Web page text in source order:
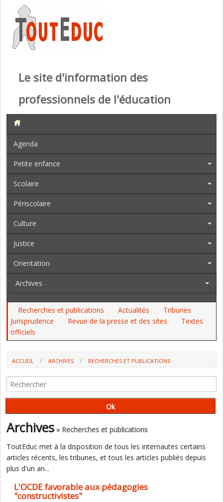
Le site d'information des
professionnels de l'éducation
Agenda
Petite enfance
Scolaire
Périscolaire
Culture
Justice
Orientation
Archives
Recherches et publications Actualités
Tribunes
Jurisprudence
Revue de la presse et des sites
Textes
officiels
ACCUEIL ARCHIVES
RECHERCHES ET PUBLICATIONS
Archives » Recherches et publications
ToutEduc met à la disposition de tous les internautes certains
articles récents, les tribunes, et tous les articles publiés depuis
plus d'un an...
L'OCDE favorable aux pédagogies
"constructivistes"